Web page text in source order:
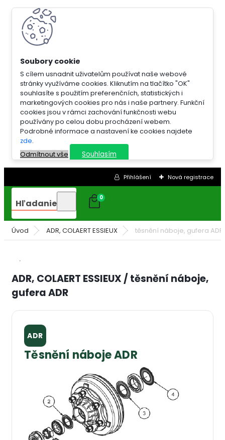
S cílem usnadnit uživatelům používat naše webové
stránky využíváme cookies. Kliknutím na tlačítko "OK"
souhlasíte s použitím preferenčních, statistických i
marketingových cookies pro nás i naše partnery. Funkční
cookies jsou v rámci zachování funkčnosti webu
používány po celou dobu procházení webem.
Podrobné informace a nastavení ke cookies najdete
zde.
Odmítnout vše
Souhlasím
Přihlášení Nová registrace
Hľadanie 0
Úvod ADR, COLAERT ESSIEUX těsnění náboje, gufera ADR
ADR, COLAERT ESSIEUX / těsnění náboje,
gufera ADR
ADR
Těsnění náboje ADR